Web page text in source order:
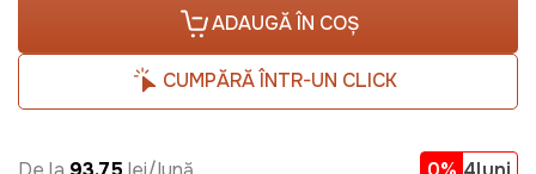
ADAUGĂ ÎN COȘ
CUMPĂRĂ ÎNTR-UN CLICK